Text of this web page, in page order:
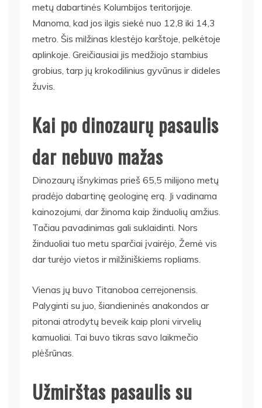
metų dabartinės Kolumbijos teritorijoje.
Manoma, kad jos ilgis siekė nuo 12,8 iki 14,3
metro. Šis milžinas klestėjo karštoje, pelkėtoje
aplinkoje. Greičiausiai jis medžiojo stambius
grobius, tarp jų krokodilinius gyvūnus ir dideles
žuvis.
Kai po dinozaurų pasaulis
dar nebuvo mažas
Dinozaurų išnykimas prieš 65,5 milijono metų
pradėjo dabartinę geologinę erą. Ji vadinama
kainozojumi, dar žinoma kaip žinduolių amžius.
Tačiau pavadinimas gali suklaidinti. Nors
žinduoliai tuo metu sparčiai įvairėjo, Žemė vis
dar turėjo vietos ir milžiniškiems ropliams.
Vienas jų buvo Titanoboa cerrejonensis.
Palyginti su juo, šiandieninės anakondos ar
pitonai atrodytų beveik kaip ploni virvelių
kamuoliai. Tai buvo tikras savo laikmečio
plėšrūnas.
Užmirštas pasaulis su